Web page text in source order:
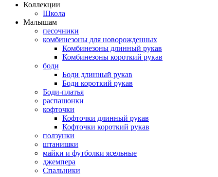
Коллекции
Школа
Малышам
песочники
комбинезоны для новорожденных
Комбинезоны длинный рукав
Комбинезоны короткий рукав
боди
Боди длинный рукав
Боди короткий рукав
Боди-платья
распашонки
кофточки
Кофточки длинный рукав
Кофточки короткий рукав
ползунки
штанишки
майки и футболки ясельные
джемпера
Спальники